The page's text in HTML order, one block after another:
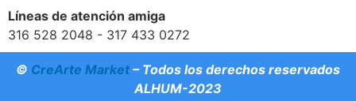
Líneas de atención amiga
316 528 2048 - 317 433 0272
© CreArte Market – Todos los derechos reservados
ALHUM-2023